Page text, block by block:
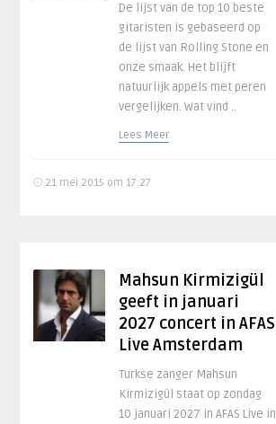
De lijst van de top 10 beste
gitaristen is gebaseerd op
de lijst van Rolling Stone en
onze smaak. Het blijft
natuurlijk appels met peren
vergelijken. Wat vind ..
Lees Meer
21 mei 2015 om 17:27
Mahsun Kirmizigül
geeft in januari
2027 concert in AFAS
Live Amsterdam
Turkse zanger Mahsun
Kirmizigül staat op zondag
10 januari 2027 in AFAS Live in